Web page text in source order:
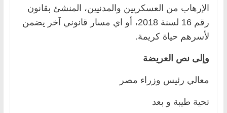
الإرهاب من العسكريين والمدنيين، المنشئ بقانون
رقم 16 لسنة 2018، أو اي مسار قانوني آخر يضمن
لأسرهم حياة كريمة.
وإلى نص العريضة
معالي رئيس وزراء مصر
تحية طيبة و بعد